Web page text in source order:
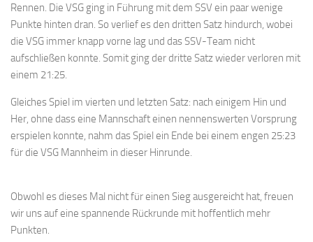
Rennen. Die VSG ging in Führung mit dem SSV ein paar wenige
Punkte hinten dran. So verlief es den dritten Satz hindurch, wobei
die VSG immer knapp vorne lag und das SSV-Team nicht
aufschließen konnte. Somit ging der dritte Satz wieder verloren mit
einem 21:25.
Gleiches Spiel im vierten und letzten Satz: nach einigem Hin und
Her, ohne dass eine Mannschaft einen nennenswerten Vorsprung
erspielen konnte, nahm das Spiel ein Ende bei einem engen 25:23
für die VSG Mannheim in dieser Hinrunde.
Obwohl es dieses Mal nicht für einen Sieg ausgereicht hat, freuen
wir uns auf eine spannende Rückrunde mit hoffentlich mehr
Punkten.